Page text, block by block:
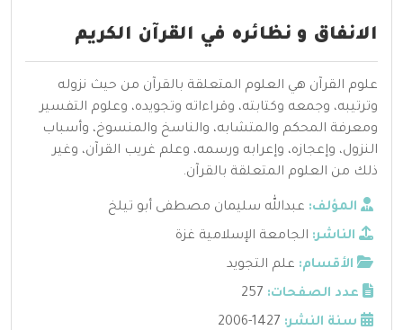
الانفاق و نظائره في القرآن الكريم
علوم القرآن هي العلوم المتعلقة بالقرآن من حيث نزوله
وترتيبه، وجمعه وكتابته، وقراءاته وتجويده، وعلوم التفسير
ومعرفة المحكم والمتشابه، والناسخ والمنسوخ، وأسباب
النزول، وإعجازه، وإعرابه ورسمه، وعلم غريب القرآن، وغير
ذلك من العلوم المتعلقة بالقرآن.
المؤلف: عبدالله سليمان مصطفى أبو تيلخ
الناشر: الجامعة الإسلامية غزة
الأقسام: علم التجويد
عدد الصفحات: 257
سنة النشر: 1427-2006